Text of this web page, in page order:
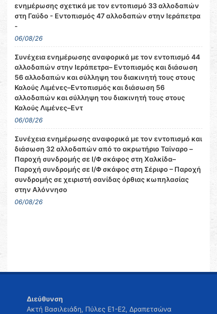
ενημέρωσης σχετικά με τον εντοπισμό 33 αλλοδαπών
στη Γαύδο - Εντοπισμός 47 αλλοδαπών στην Ιεράπετρα
-
06/08/26
Συνέχεια ενημέρωσης αναφορικά με τον εντοπισμό 44
αλλοδαπών στην Ιεράπετρα– Εντοπισμός και διάσωση
56 αλλοδαπών και σύλληψη του διακινητή τους στους
Καλούς Λιμένες–Εντοπισμός και διάσωση 56
αλλοδαπών και σύλληψη του διακινητή τους στους
Καλούς Λιμένες–Εντ
06/08/26
Συνέχεια ενημέρωσης αναφορικά με τον εντοπισμό και
διάσωση 32 αλλοδαπών από το ακρωτήριο Ταίναρο –
Παροχή συνδρομής σε Ι/Φ σκάφος στη Χαλκίδα–
Παροχή συνδρομής σε Ι/Φ σκάφος στη Σέριφο – Παροχή
συνδρομής σε χειριστή σανίδας όρθιας κωπηλασίας
στην Αλόννησο
06/08/26
Διεύθυνση
Ακτή Βασιλειάδη, Πύλες Ε1-Ε2, Δραπετσώνα